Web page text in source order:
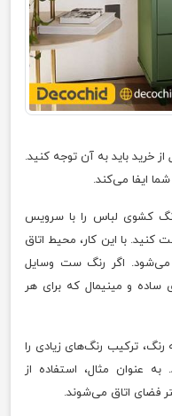
خرید باید به آن توجه کنید.
ایفا می‌کند.
کشوی لباس را با سرویس
کنید. با این کار، محیط اتاق
اگر رنگ ست وسایل
ساده و مینیمال که برای هر
رنگ، ترکیب رنگ‌های زیادی را
به عنوان مثال، استفاده از
فضای اتاق می‌شوند.